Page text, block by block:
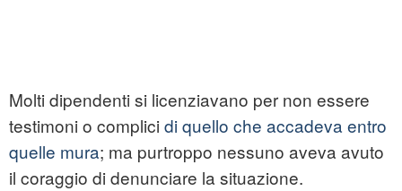
Molti dipendenti si licenziavano per non essere
testimoni o complici di quello che accadeva entro
quelle mura; ma purtroppo nessuno aveva avuto
il coraggio di denunciare la situazione.